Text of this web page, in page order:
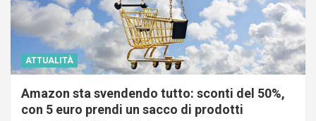
ATTUALITÀ
Amazon sta svendendo tutto: sconti del 50%,
con 5 euro prendi un sacco di prodotti